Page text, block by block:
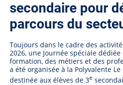
secondaire pour
parcours du
Toujours dans le cadre des
2026, une Journée spéciale
formation, des métiers et des
a été organisée à la Polyvalente Le
destinée aux élèves de 3e